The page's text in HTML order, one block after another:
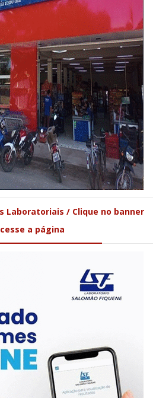
Laboratoriais / Clique no banner
a página